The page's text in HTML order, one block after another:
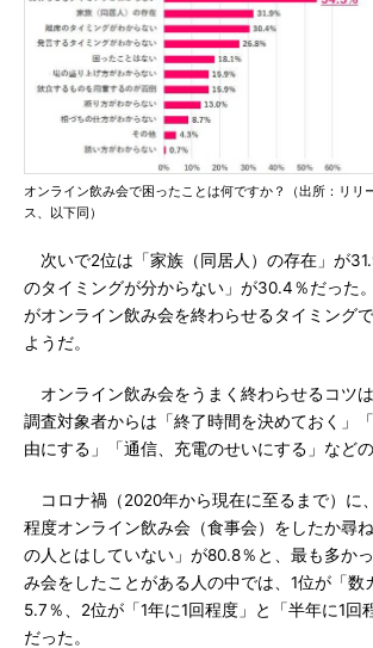
オンライン飲み会で困ったことは何ですか？（出所：リリ
ス、以下同）
次いで2位は「家族（同居人）の存在」が
のタイミングが分からない」が30.4％だった
がオンライン飲み会を終わらせるタイミング
ようだ。
オンライン飲み会をうまく終わらせるコツは
調査対象者からは「終了時間を決めておく」
由にする」「通信、充電のせいにする」など
コロナ禍（2020年から現在に至るまで）に
程度オンライン飲み会（食事会）をしたか尋
の人とはしていない」が80.8％と、最も多か
み会をしたことがある人の中では、1位が「数
5.7％、2位が「1年に1回程度」と「半年に1回
だった。